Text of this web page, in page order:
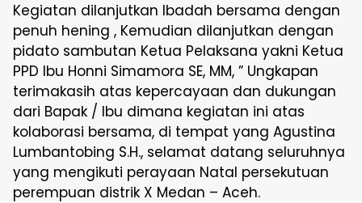
Kegiatan dilanjutkan Ibadah bersama dengan
penuh hening , Kemudian dilanjutkan dengan
pidato sambutan Ketua Pelaksana yakni Ketua
PPD Ibu Honni Simamora SE, MM, ” Ungkapan
terimakasih atas kepercayaan dan dukungan
dari Bapak / Ibu dimana kegiatan ini atas
kolaborasi bersama, di tempat yang Agustina
Lumbantobing S.H., selamat datang seluruhnya
yang mengikuti perayaan Natal persekutuan
perempuan distrik X Medan – Aceh.